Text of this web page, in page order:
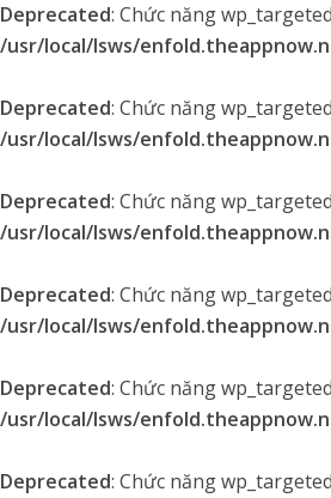
Deprecated: Chức năng
/usr/local/lsws/
Deprecated: Chức năng
/usr/local/lsws/
Deprecated: Chức năng
/usr/local/lsws/
Deprecated: Chức năng
/usr/local/lsws/
Deprecated: Chức năng
/usr/local/lsws/
Deprecated: Chức năng